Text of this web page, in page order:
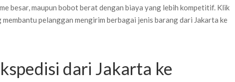
besar, maupun bobot berat dengan biaya yang lebih kompetitif. Klik
pelanggan mengirim berbagai jenis barang dari Jakarta ke
dari Jakarta ke